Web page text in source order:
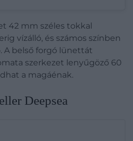
42 mm széles tokkal
vízálló, és számos színben
A belső forgó lünettát
szerkezet lenyűgöző 60
a magáénak.
Deepsea